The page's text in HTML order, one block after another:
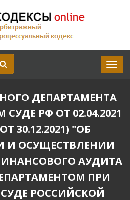
ДЕПАРТАМЕНТА
РФ ОТ 02.04.2021
30.12.2021) "ОБ
И ОСУЩЕСТВЛЕНИИ
АУДИТА
ПРИ
РОССИЙСКОЙ